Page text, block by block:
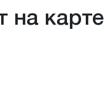
на карте